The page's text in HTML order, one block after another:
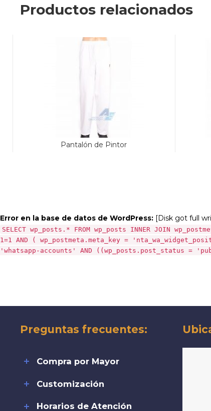
Productos relacionados
Pantalón de Pintor
Error en la base de datos de WordPress: [Disk got full
SELECT wp_posts.* FROM wp_posts INNER JOIN
1=1 AND ( wp_postmeta.meta_key =
'whatsapp-accounts' AND ((wp_posts.post_status =
Preguntas frecuentes:
Compra por Mayor
Customización
Horarios de Atención